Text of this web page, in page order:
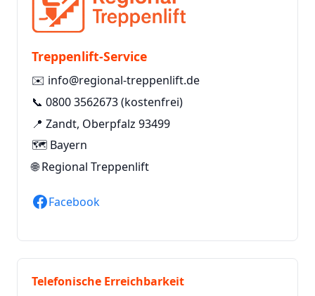
Treppenlift-Service
✉️ info@regional-treppenlift.de
📞 0800 3562673(kostenfrei)
📍 Zandt, Oberpfalz 93499
🗺️ Bayern
🌐Regional Treppenlift
Facebook
Telefonische Erreichbarkeit